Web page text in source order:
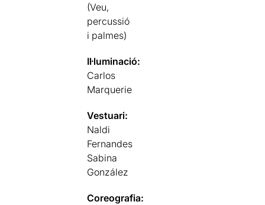
(Veu,
percussió
i palmes)
Il·luminació:
Carlos
Marquerie
Vestuari:
Naldi
Fernandes
Sabina
González
Coreografia: